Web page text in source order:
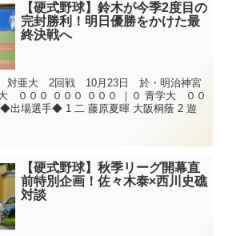
【硬式野球】鈴木が今季2度目の
完封勝利！明日優勝をかけた最
終決戦へ
対亜大 2回戦 10月23日 於・明治神宮
００ ０００ ０００ ｜０ 青学大 ００
出場選手◆ 1 二 藤原夏暉 大阪桐蔭 2 遊
【硬式野球】秋季リーグ開幕直
前特別企画！佐々木泰×西川史礁
対談